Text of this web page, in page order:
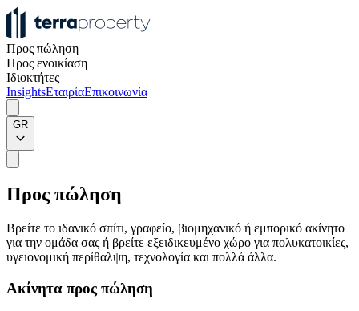
Προς πώληση
Προς ενοικίαση
Ιδιοκτήτες
InsightsΕταιρίαΕπικοινωνία
GR
Προς πώληση
Βρείτε το ιδανικό σπίτι, γραφείο, βιομηχανικό ή εμπορικό ακίνητο
για την ομάδα σας ή βρείτε εξειδικευμένο χώρο για πολυκατοικίες,
υγειονομική περίθαλψη, τεχνολογία και πολλά άλλα.
Ακίνητα προς πώληση